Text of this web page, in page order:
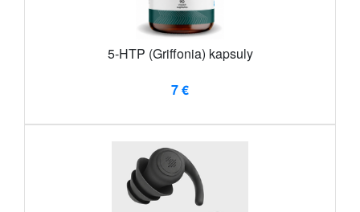
5-HTP (Griffonia) kapsuly
7 €